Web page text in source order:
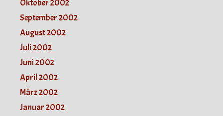
Oktober 2002
September 2002
August 2002
Juli 2002
Juni 2002
April 2002
März 2002
Januar 2002